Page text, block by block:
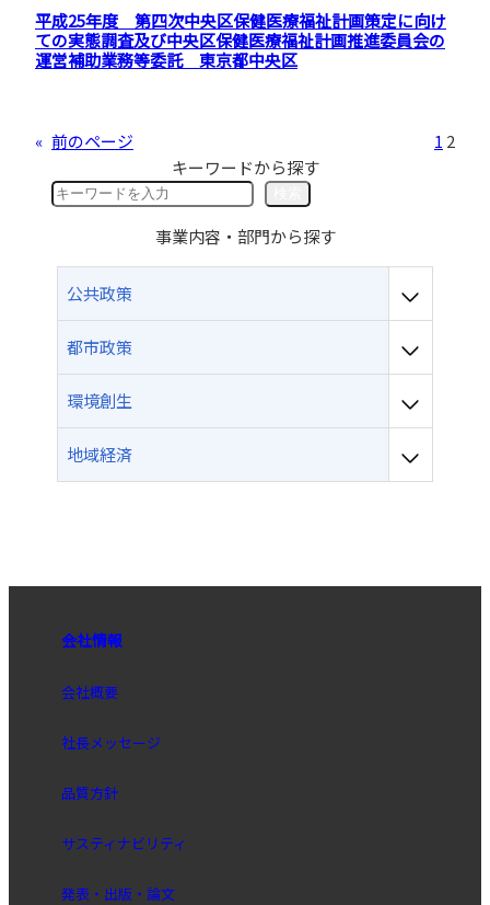
平成25年度 第四次中央区保健医療福祉計画策定に向け
ての実態調査及び中央区保健医療福祉計画推進委員会の
運営補助業務等委託 東京都中央区
« 前のページ 1 2
キーワードから探す
事業内容・部門から探す
公共政策
都市政策
環境創生
地域経済
会社情報
会社概要
社長メッセージ
品質方針
サスティナビリティ
発表・出版・論文